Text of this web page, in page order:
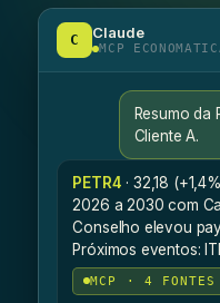
C Claude
MCP
Resumo da
Cliente A.
PETR4 · 32,18
2026 a 2030 com
Conselho elevou
Próximos eventos:
MCP · 4 FONTES